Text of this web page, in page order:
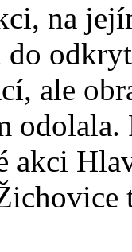
na
do
ale
akci